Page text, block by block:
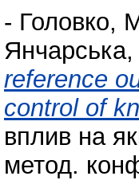
- Головко,
reference
control of
вплив на
метод.